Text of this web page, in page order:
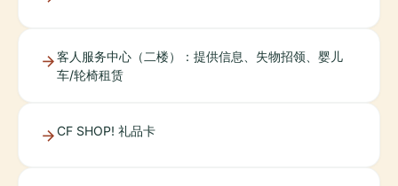
客人服务中心（二楼）：提供信息、失物招领、婴儿
车/轮椅租赁
CF SHOP! 礼品卡